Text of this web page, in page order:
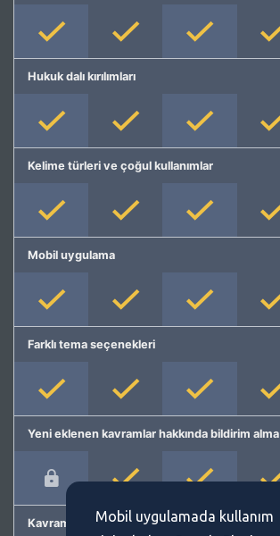
Hukuk dalı kırılımları
Kelime türleri ve çoğul kullanımlar
Mobil uygulama
Farklı tema seçenekleri
Yeni eklenen kavramlar hakkında bildirim alma
Kavram önermeMobil uygulamada kullanım